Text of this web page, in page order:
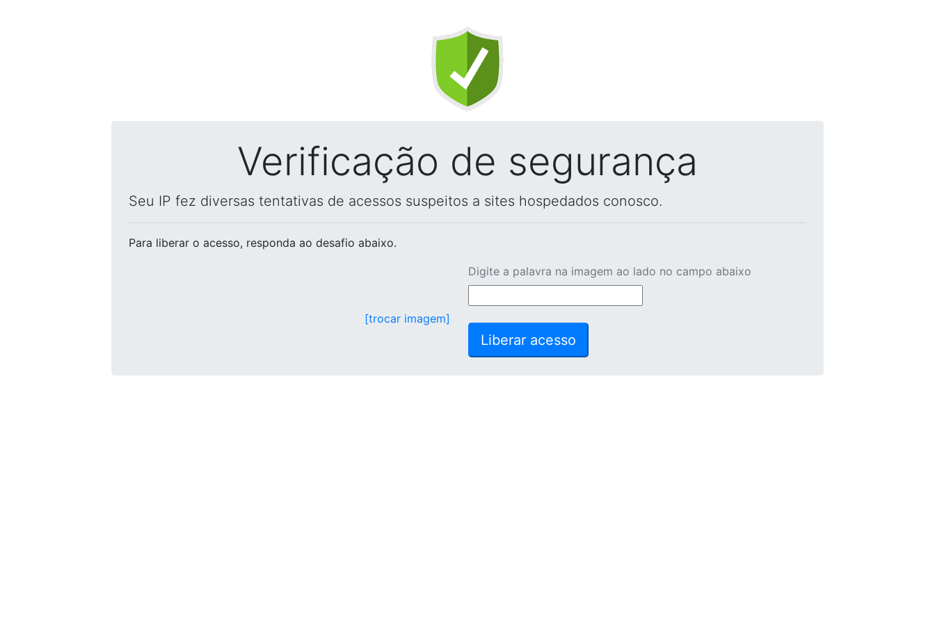
Verificação de segurança
Seu IP fez diversas tentativas de acessos suspeitos a sites hospedados conosco.
Para liberar o acesso, responda ao desafio abaixo.
[trocar imagem]
Digite a palavra na imagem ao lado no campo abaixo